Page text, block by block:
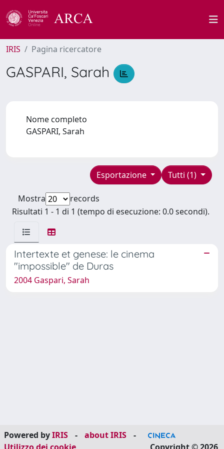
IRIS Pagina ricercatore
GASPARI, Sarah
Nome completo
GASPARI, Sarah
Tutti (1)
Esportazione
Mostra
records
Risultati 1 - 1 di 1 (tempo di esecuzione: 0.0 secondi).
Intertexte et genese: le cinema
"impossible" de Duras
2004 Gaspari, Sarah
Powered byIRIS - about IRIS
-